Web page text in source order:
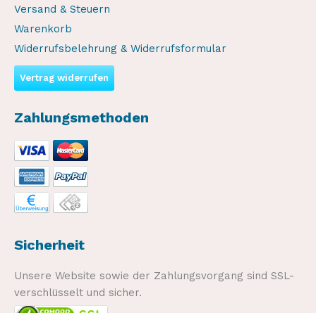
Versand & Steuern
Warenkorb
Widerrufsbelehrung & Widerrufsformular
Vertrag widerrufen
Zahlungsmethoden
Sicherheit
Unsere Website sowie der Zahlungsvorgang sind SSL-
verschlüsselt und sicher.